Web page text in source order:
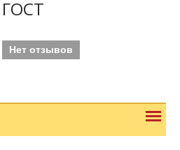
ГОСТ
Нет отзывов